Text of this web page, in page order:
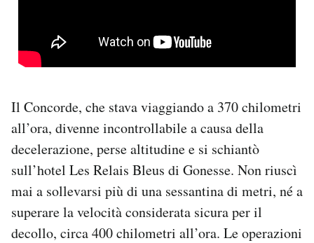
Il Concorde, che stava viaggiando a 370 chilometri
all’ora, divenne incontrollabile a causa della
decelerazione, perse altitudine e si schiantò
sull’hotel Les Relais Bleus di Gonesse. Non riuscì
mai a sollevarsi più di una sessantina di metri, né a
superare la velocità considerata sicura per il
decollo, circa 400 chilometri all’ora. Le operazioni